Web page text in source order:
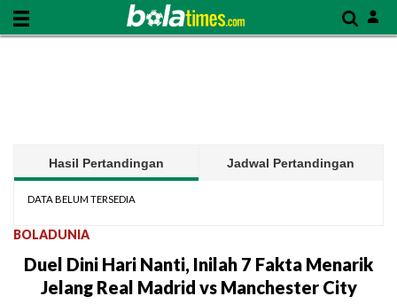
Hasil Pertandingan Jadwal Pertandingan
DATA BELUM TERSEDIA
BOLADUNIA
Duel Dini Hari Nanti, Inilah 7 Fakta Menarik
Jelang Real Madrid vs Manchester City